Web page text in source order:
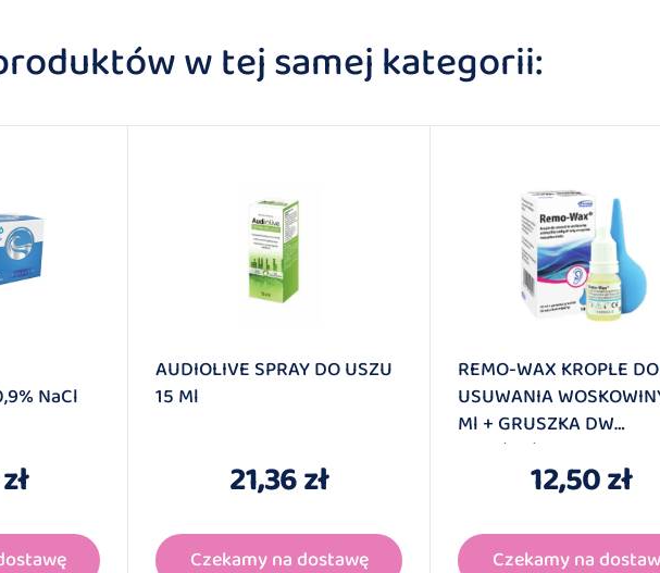
w tej samej kategorii:
NaCl
AUDIOLIVE SPRAY DO USZU
15 Ml
21,36 zł
Czekamy na dostawę
REMO-WAX KROPLE DO
USUWANIA
Ml + GRUSZKA DW
2026/04/30
12,50 zł
Czekamy na